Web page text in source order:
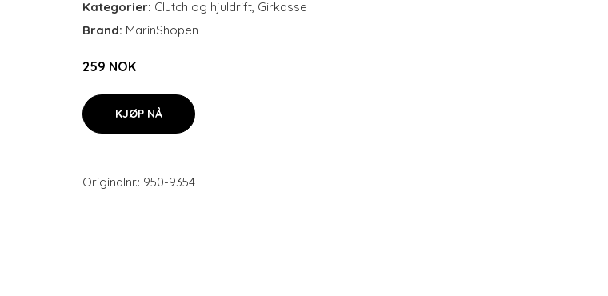
Kategorier: Clutch og hjuldrift, Girkasse
Brand: MarinShopen
259 NOK
KJØP NÅ
Originalnr.: 950-9354